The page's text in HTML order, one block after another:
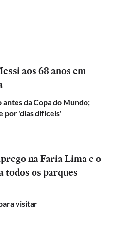
aos 68 anos em
da Copa do Mundo;
por 'dias difíceis'
na Faria Lima e o
todos os parques
visitar